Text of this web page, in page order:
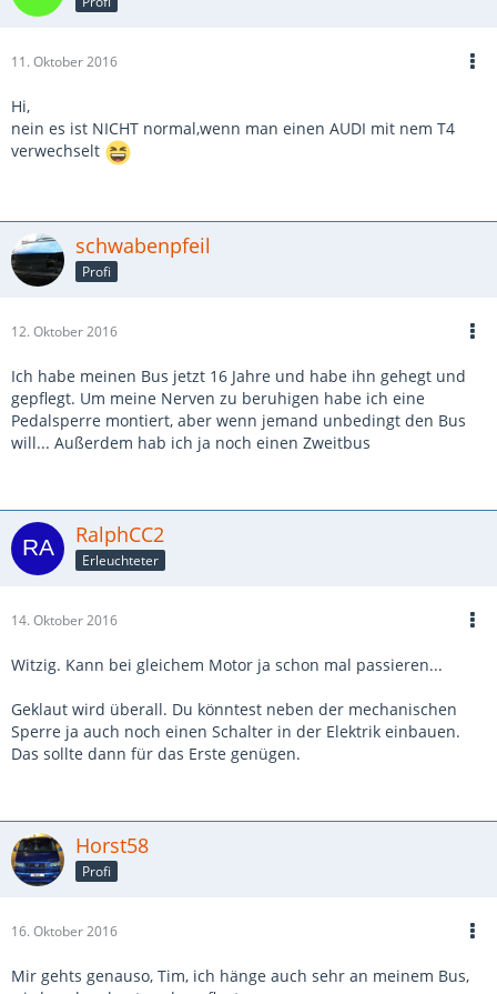
11. Oktober 2016
Hi,
nein es ist NICHT normal,wenn man einen AUDI mit nem T4
verwechselt
schwabenpfeil
Profi
12. Oktober 2016
Ich habe meinen Bus jetzt 16 Jahre und habe ihn gehegt und
gepflegt. Um meine Nerven zu beruhigen habe ich eine
Pedalsperre montiert, aber wenn jemand unbedingt den Bus
will... Außerdem hab ich ja noch einen Zweitbus
RalphCC2
Erleuchteter
14. Oktober 2016
Witzig. Kann bei gleichem Motor ja schon mal passieren...
Geklaut wird überall. Du könntest neben der mechanischen
Sperre ja auch noch einen Schalter in der Elektrik einbauen.
Das sollte dann für das Erste genügen.
Horst58
Profi
16. Oktober 2016
Mir gehts genauso, Tim, ich hänge auch sehr an meinem Bus,